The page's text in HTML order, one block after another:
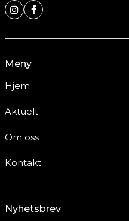
Meny
Hjem
Aktuelt
Om oss
Kontakt
Nyhetsbrev